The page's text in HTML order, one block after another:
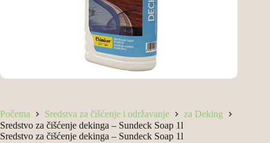
Početna Sredstva za čišćenje i održavanje
za Deking
Sredstvo za čišćenje dekinga – Sundeck Soap 1l
Sredstvo za čišćenje dekinga – Sundeck Soap 1l